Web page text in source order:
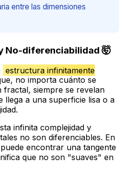
entre las dimensiones
No-diferenciabilidad 🤯
estructura infinitamente
no importa cuánto se
fractal, siempre se revelan
llega a una superficie lisa o a
infinita complejidad y
no son diferenciables. En
encontrar una tangente
que no son "suaves" en